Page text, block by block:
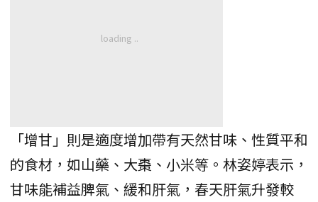
「增甘」則是適度增加帶有天然甘味、性質平和
的食材，如山藥、大棗、小米等。林姿婷表示，
甘味能補益脾氣、緩和肝氣，春天肝氣升發較